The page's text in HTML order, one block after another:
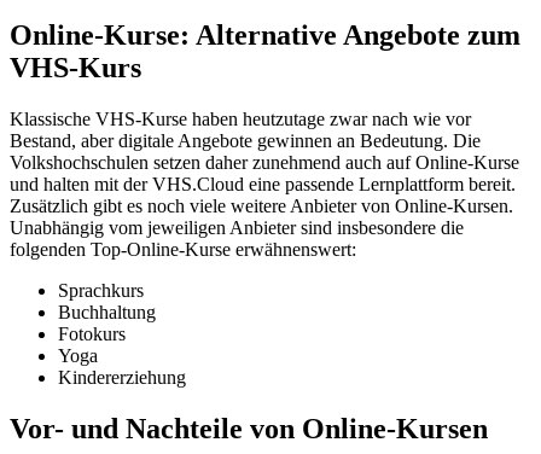
Online-Kurse: Alternative Angebote zum
VHS-Kurs
Klassische VHS-Kurse haben heutzutage zwar nach wie vor
Bestand, aber digitale Angebote gewinnen an Bedeutung. Die
Volkshochschulen setzen daher zunehmend auch auf Online-Kurse
und halten mit der VHS.Cloud eine passende Lernplattform bereit.
Zusätzlich gibt es noch viele weitere Anbieter von Online-Kursen.
Unabhängig vom jeweiligen Anbieter sind insbesondere die
folgenden Top-Online-Kurse erwähnenswert:
Sprachkurs
Buchhaltung
Fotokurs
Yoga
Kindererziehung
Vor- und Nachteile von Online-Kursen